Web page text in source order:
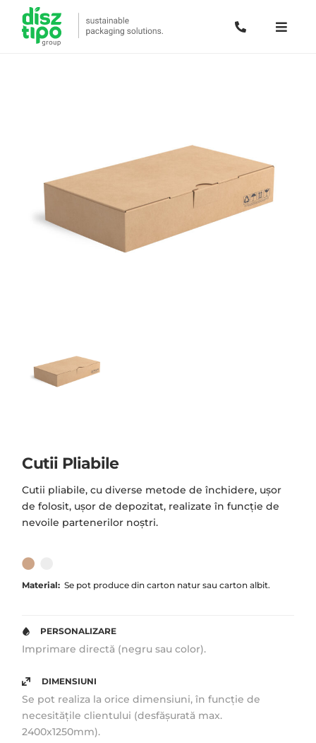
Cutii Pliabile
Cutii pliabile, cu diverse metode de închidere, ușor
de folosit, ușor de depozitat, realizate în funcție de
nevoile partenerilor noștri.
Material: Se pot produce din carton natur sau carton albit.
PERSONALIZARE
Imprimare directă (negru sau color).
DIMENSIUNI
Se pot realiza la orice dimensiuni, în funcție de
necesitățile clientului (desfășurată max.
2400x1250mm).